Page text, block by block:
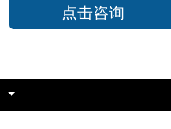
点击咨询